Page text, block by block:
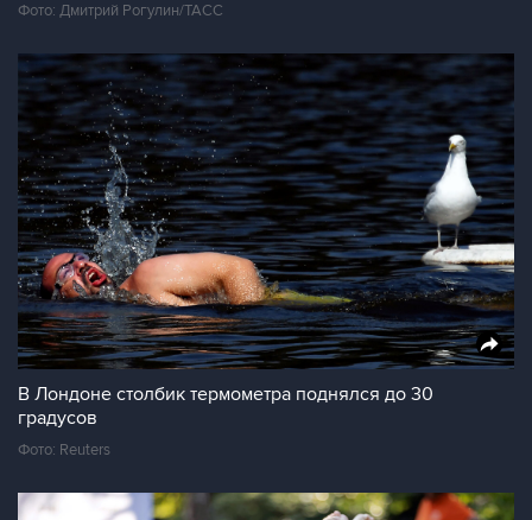
Фото: Дмитрий Рогулин/ТАСС
В Лондоне столбик термометра поднялся до 30
градусов
Фото: Reuters